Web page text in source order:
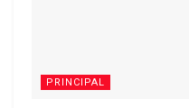
PRINCIPAL